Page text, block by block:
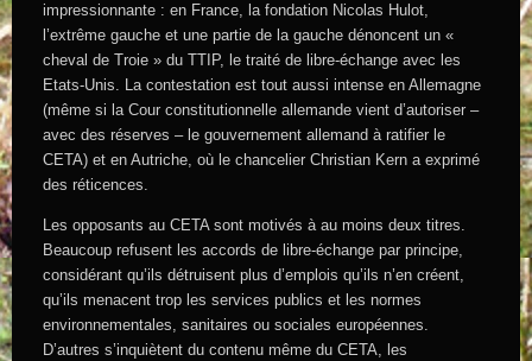
impressionnante : en France, la fondation Nicolas Hulot,
l’extrême gauche et une partie de la gauche dénoncent un «
cheval de Troie » du TTIP, le traité de libre-échange avec les
Etats-Unis. La contestation est tout aussi intense en Allemagne
(même si la Cour constitutionnelle allemande vient d’autoriser –
avec des réserves – le gouvernement allemand à ratifier le
CETA) et en Autriche, où le chancelier Christian Kern a exprimé
des réticences.
Les opposants au CETA sont motivés à au moins deux titres.
Beaucoup refusent les accords de libre-échange par principe,
considérant qu’ils détruisent plus d’emplois qu’ils n’en créent,
qu’ils menacent trop les services publics et les normes
environnementales, sanitaires ou sociales européennes.
D’autres s’inquiètent du contenu même du CETA, les